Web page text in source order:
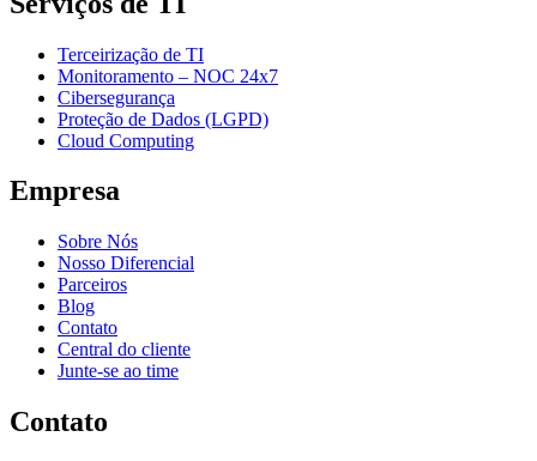
Terceirização de TI
Monitoramento – NOC 24x7
Cibersegurança
Proteção de Dados (LGPD)
Cloud Computing
Empresa
Sobre Nós
Nosso Diferencial
Parceiros
Blog
Contato
Central do cliente
Junte-se ao time
Contato